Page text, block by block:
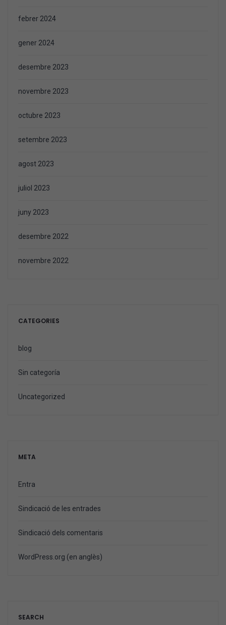
febrer 2024
gener 2024
desembre 2023
novembre 2023
octubre 2023
setembre 2023
agost 2023
juliol 2023
juny 2023
desembre 2022
novembre 2022
CATEGORIES
blog
Sin categoría
Uncategorized
META
Entra
Sindicació de les entrades
Sindicació dels comentaris
WordPress.org (en anglès)
SEARCH